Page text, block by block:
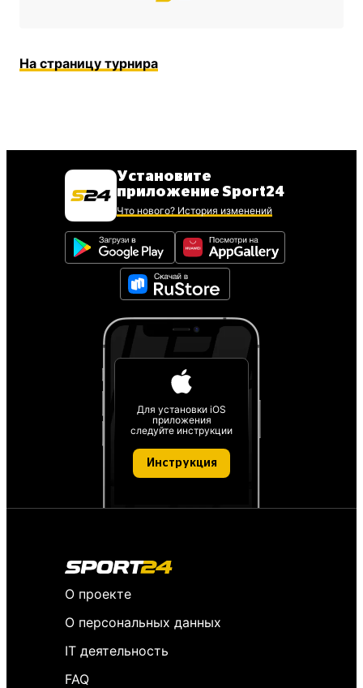
На страницу турнира
Установите
приложение Sport24
Что нового? История изменений
Для установки iOS
приложения
следуйте инструкции
Инструкция
О проекте
О персональных данных
IT деятельность
FAQ